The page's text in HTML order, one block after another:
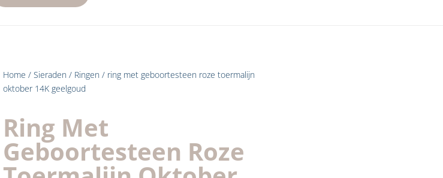
Home / Sieraden / Ringen / ring met geboortesteen roze toermalijn
oktober 14K geelgoud
Ring Met
Geboortesteen Roze